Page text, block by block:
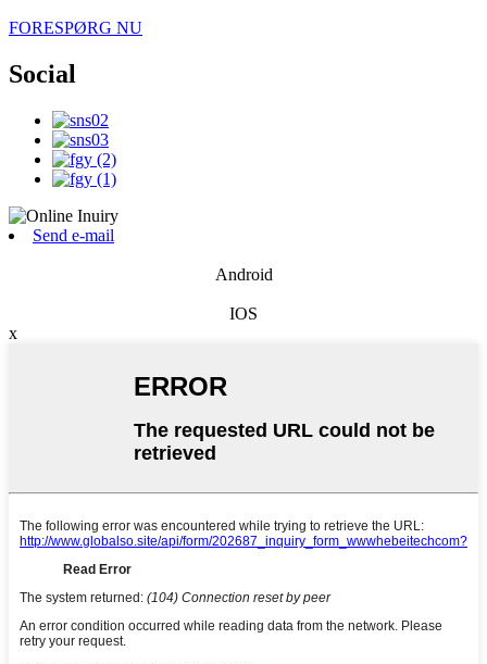
FORESPØRG NU
Social
Send e-mail
Android
IOS
x